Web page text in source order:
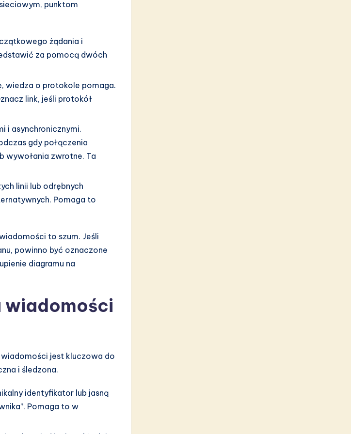
punktom
żądania i
za pomocą dwóch
wiedza o protokole pomaga.
link, jeśli protokół
i asynchronicznymi.
gdy połączenia
wywołania zwrotne. Ta
linii lub odrębnych
Pomaga to
to szum. Jeśli
powinno być oznaczone
diagramu na
wiadomości
wiadomości jest kluczowa do
i śledzona.
identyfikator lub jasną
Pomaga to w